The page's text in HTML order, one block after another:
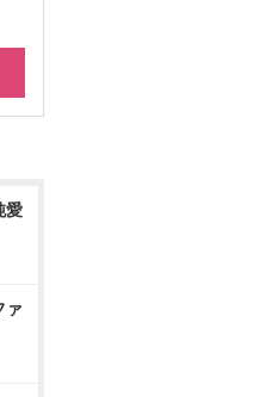
愛
ァ